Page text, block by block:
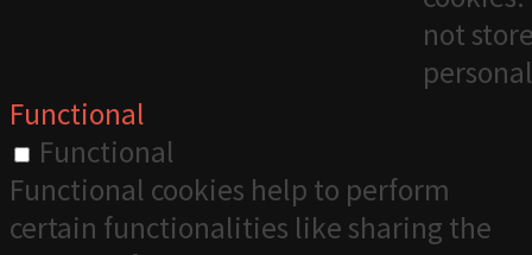
not
Functional
Functional
Functional cookies help to perform
certain functionalities like sharing the